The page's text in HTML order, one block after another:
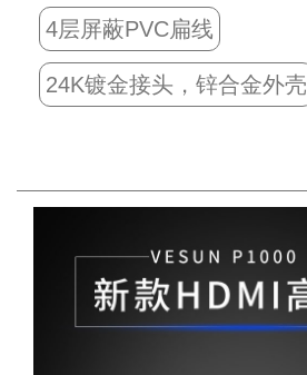
4层屏蔽PVC扁线
24K镀金接头，锌合金外壳